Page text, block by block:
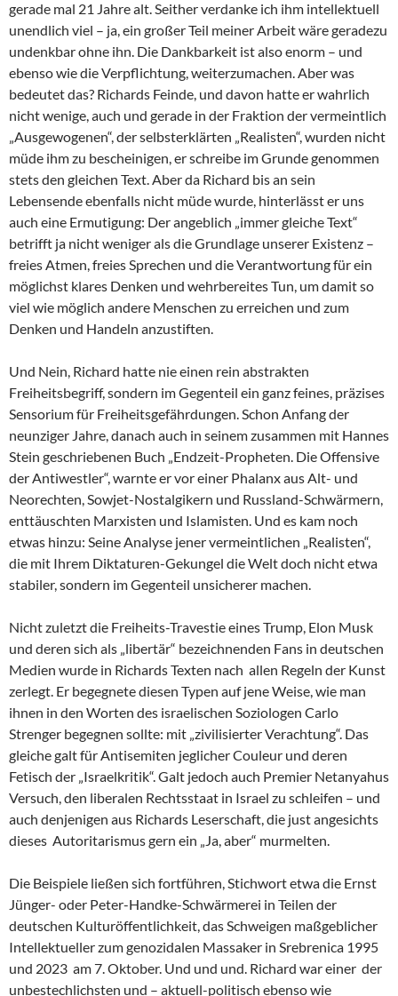
gerade mal 21 Jahre alt. Seither verdanke ich ihm intellektuell
unendlich viel – ja, ein großer Teil meiner Arbeit wäre geradezu
undenkbar ohne ihn. Die Dankbarkeit ist also enorm – und
ebenso wie die Verpflichtung, weiterzumachen. Aber was
bedeutet das? Richards Feinde, und davon hatte er wahrlich
nicht wenige, auch und gerade in der Fraktion der vermeintlich
„Ausgewogenen“, der selbsterklärten „Realisten“, wurden nicht
müde ihm zu bescheinigen, er schreibe im Grunde genommen
stets den gleichen Text. Aber da Richard bis an sein
Lebensende ebenfalls nicht müde wurde, hinterlässt er uns
auch eine Ermutigung: Der angeblich „immer gleiche Text“
betrifft ja nicht weniger als die Grundlage unserer Existenz –
freies Atmen, freies Sprechen und die Verantwortung für ein
möglichst klares Denken und wehrbereites Tun, um damit so
viel wie möglich andere Menschen zu erreichen und zum
Denken und Handeln anzustiften.
Und Nein, Richard hatte nie einen rein abstrakten
Freiheitsbegriff, sondern im Gegenteil ein ganz feines, präzises
Sensorium für Freiheitsgefährdungen. Schon Anfang der
neunziger Jahre, danach auch in seinem zusammen mit Hannes
Stein geschriebenen Buch „Endzeit-Propheten. Die Offensive
der Antiwestler“, warnte er vor einer Phalanx aus Alt- und
Neorechten, Sowjet-Nostalgikern und Russland-Schwärmern,
enttäuschten Marxisten und Islamisten. Und es kam noch
etwas hinzu: Seine Analyse jener vermeintlichen „Realisten“,
die mit Ihrem Diktaturen-Gekungel die Welt doch nicht etwa
stabiler, sondern im Gegenteil unsicherer machen.
Nicht zuletzt die Freiheits-Travestie eines Trump, Elon Musk
und deren sich als „libertär“ bezeichnenden Fans in deutschen
Medien wurde in Richards Texten nach allen Regeln der Kunst
zerlegt. Er begegnete diesen Typen auf jene Weise, wie man
ihnen in den Worten des israelischen Soziologen Carlo
Strenger begegnen sollte: mit „zivilisierter Verachtung“. Das
gleiche galt für Antisemiten jeglicher Couleur und deren
Fetisch der „Israelkritik“. Galt jedoch auch Premier Netanyahus
Versuch, den liberalen Rechtsstaat in Israel zu schleifen – und
auch denjenigen aus Richards Leserschaft, die just angesichts
dieses Autoritarismus gern ein „Ja, aber“ murmelten.
Die Beispiele ließen sich fortführen, Stichwort etwa die Ernst
Jünger- oder Peter-Handke-Schwärmerei in Teilen der
deutschen Kulturöffentlichkeit, das Schweigen maßgeblicher
Intellektueller zum genozidalen Massaker in Srebrenica 1995
und 2023 am 7. Oktober. Und und und. Richard war einer der
unbestechlichsten und – aktuell-politisch ebenso wie